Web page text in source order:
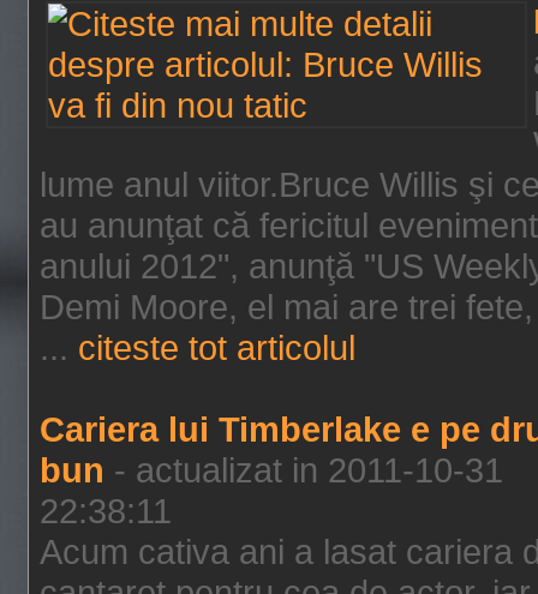
lume anul viitor.Bruce Willis şi
au anunţat că fericitul
anului 2012", anunţă "US
Demi Moore, el mai are trei
... citeste tot articolul
Cariera lui Timberlake e pe
bun - actualizat in 2011-10-31
22:38:11
Acum cativa ani a lasat cariera